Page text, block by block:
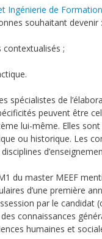
Ingénierie de
souhaitant devenir :
contextualisés ;
spécialistes de
peuvent être
lui-même. Elles
ou historique. Les
du master MEEF
d’une première
par le candidat
connaissances
humaines et